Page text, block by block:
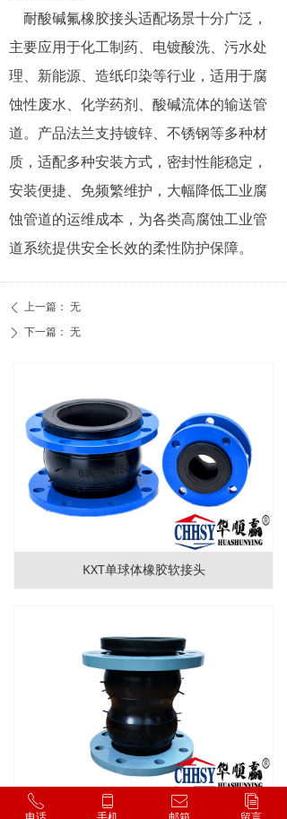
耐酸碱氟橡胶接头适配场景十分广泛，
主要应用于化工制药、电镀酸洗、污水处
理、新能源、造纸印染等行业，适用于腐
蚀性废水、化学药剂、酸碱流体的输送管
道。产品法兰支持镀锌、不锈钢等多种材
质，适配多种安装方式，密封性能稳定，
安装便捷、免频繁维护，大幅降低工业腐
蚀管道的运维成本，为各类高腐蚀工业管
道系统提供安全长效的柔性防护保障。
ꄴ 上一篇： 无
ꄲ 下一篇： 无
KXT单球体橡胶软接头
KST-F双球橡胶软接头
ꂅ ꀆ ꂘ ꀢ